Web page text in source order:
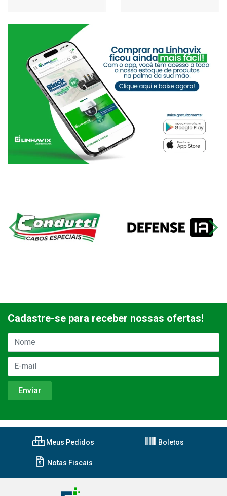
Cadastre-se para receber nossas ofertas!
Meus Pedidos Boletos
Notas Fiscais